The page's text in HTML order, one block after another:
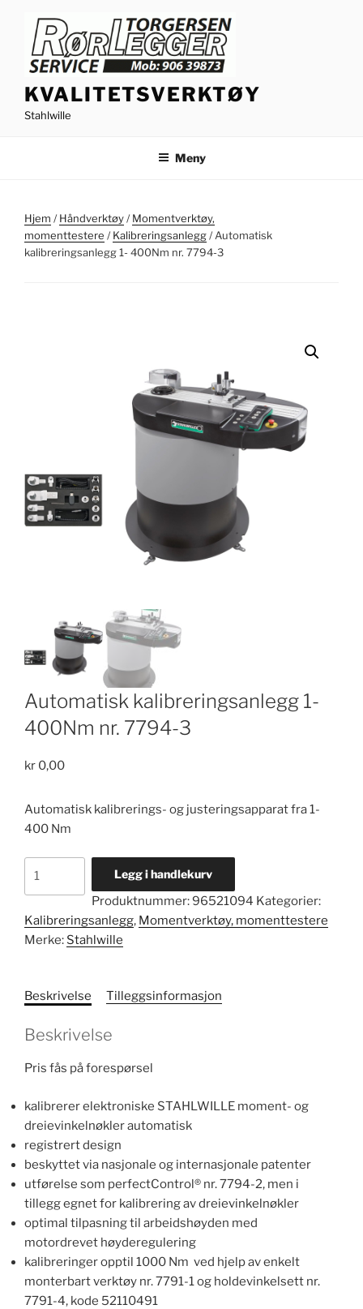
innhold
KVALITETSVERKTØY
Stahlwille
Meny
Hjem /Håndverktøy/Momentverktøy,
momenttestere /Kalibreringsanlegg/ Automatisk
kalibreringsanlegg 1- 400Nm nr. 7794-3
Automatisk kalibreringsanlegg 1-
400Nm nr. 7794-3
kr 0,00
Automatisk kalibrerings- og justeringsapparat fra 1-
400 Nm
kalibreringsanlegg
400Nm
nr.
antall
Legg i handlekurv
Produktnummer:96521094 Kategorier:
Kalibreringsanlegg, Momentverktøy, momenttestere
Merke: Stahlwille
Beskrivelse Tilleggsinformasjon
Beskrivelse
Pris fås på forespørsel
kalibrerer elektroniske STAHLWILLE moment- og
dreievinkelnøkler automatisk
registrert design
beskyttet via nasjonale og internasjonale patenter
utførelse som perfectControl® nr. 7794-2, men i
tillegg egnet for kalibrering av dreievinkelnøkler
optimal tilpasning til arbeidshøyden med
motordrevet høyderegulering
kalibreringer opptil 1000 Nm ved hjelp av enkelt
monterbart verktøy nr. 7791-1og holdevinkelsett nr.
7791-4, kode 52110491